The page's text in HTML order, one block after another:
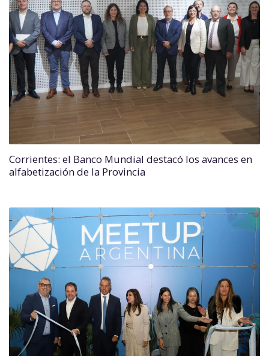
Corrientes: el Banco Mundial destacó los avances en
alfabetización de la Provincia